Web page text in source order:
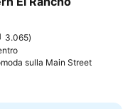
ai preferiti
3.065
sulla Main Street